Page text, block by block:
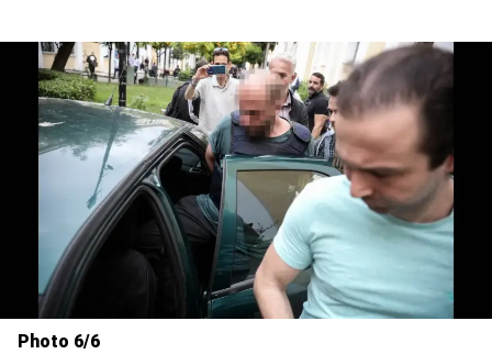
Photo 6/6